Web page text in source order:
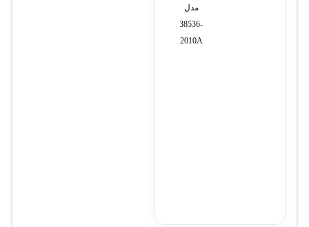
مدل
CBM238536-
K2010A